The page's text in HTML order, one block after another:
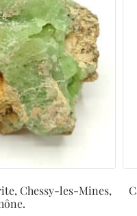
Chessy-les-Mines,